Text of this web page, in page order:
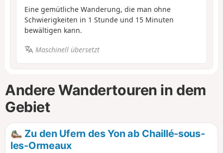
Eine gemütliche Wanderung, die man ohne
Schwierigkeiten in 1 Stunde und 15 Minuten
bewältigen kann.
Maschinell übersetzt
Andere Wandertouren in dem
Gebiet
Zu den Ufern des Yon ab Chaillé-sous-
les-Ormeaux